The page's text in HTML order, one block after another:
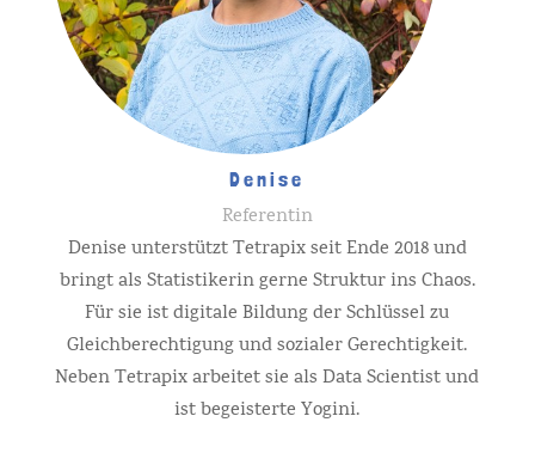
Denise
Referentin
Denise unterstützt Tetrapix seit Ende 2018 und
bringt als Statistikerin gerne Struktur ins Chaos.
Für sie ist digitale Bildung der Schlüssel zu
Gleichberechtigung und sozialer Gerechtigkeit.
Neben Tetrapix arbeitet sie als Data Scientist und
ist begeisterte Yogini.